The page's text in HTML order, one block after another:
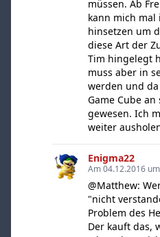
müssen. Ab
kann mich mal
hinsetzen um
diese Art der
Tim hingelegt
muss aber in
werden und
Game Cube
gewesen. Ich
weiter
Enigma22
Am 04.12.2016
@Matthew:
"nicht
Problem des
Der kauft das,